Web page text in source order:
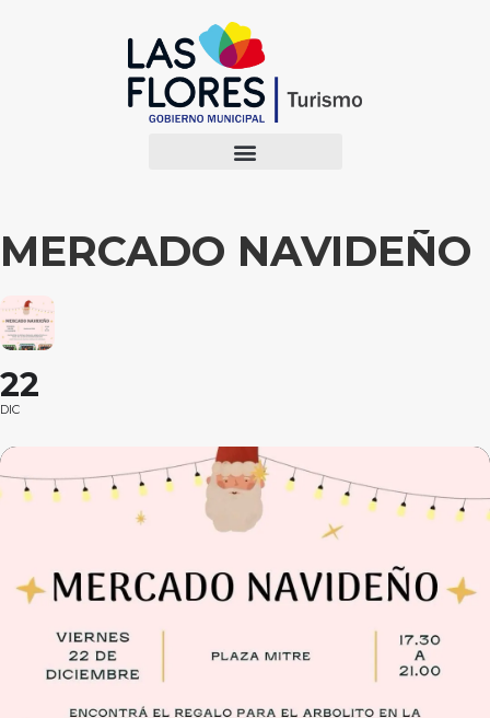
MERCADO NAVIDEÑO
22
DIC